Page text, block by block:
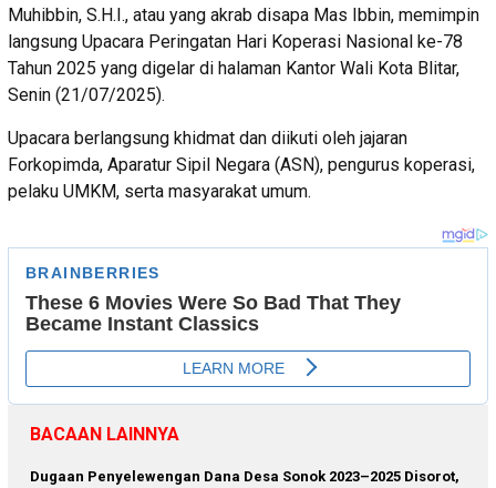
Muhibbin, S.H.I., atau yang akrab disapa Mas Ibbin, memimpin
langsung Upacara Peringatan Hari Koperasi Nasional ke-78
Tahun 2025 yang digelar di halaman Kantor Wali Kota Blitar,
Senin (21/07/2025).
Upacara berlangsung khidmat dan diikuti oleh jajaran
Forkopimda, Aparatur Sipil Negara (ASN), pengurus koperasi,
pelaku UMKM, serta masyarakat umum.
BACAAN LAINNYA
Dugaan Penyelewengan Dana Desa Sonok 2023–2025 Disorot,